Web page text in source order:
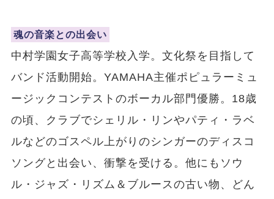
魂の音楽との出会い
中村学園女子高等学校入学。文化祭を目指して
バンド活動開始。YAMAHA主催ポピュラーミュ
ージックコンテストのボーカル部門優勝。18歳
の頃、クラブでシェリル・リンやパティ・ラベ
ルなどのゴスペル上がりのシンガーのディスコ
ソングと出会い、衝撃を受ける。他にもソウ
ル・ジャズ・リズム＆ブルースの古い物、どん